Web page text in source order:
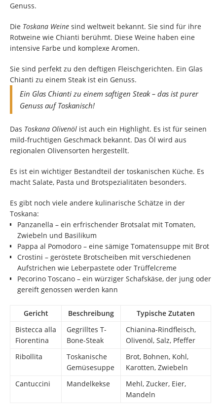
Genuss.
Die Toskana Weine sind weltweit bekannt. Sie sind für ihre
Rotweine wie Chianti berühmt. Diese Weine haben eine
intensive Farbe und komplexe Aromen.
Sie sind perfekt zu den deftigen Fleischgerichten. Ein Glas
Chianti zu einem Steak ist ein Genuss.
Ein Glas Chianti zu einem saftigen Steak – das ist purer
Genuss auf Toskanisch!
Das Toskana Olivenöl ist auch ein Highlight. Es ist für seinen
mild-fruchtigen Geschmack bekannt. Das Öl wird aus
regionalen Olivensorten hergestellt.
Es ist ein wichtiger Bestandteil der toskanischen Küche. Es
macht Salate, Pasta und Brotspezialitäten besonders.
Es gibt noch viele andere kulinarische Schätze in der
Toskana:
Panzanella – ein erfrischender Brotsalat mit Tomaten,
Zwiebeln und Basilikum
Pappa al Pomodoro – eine sämige Tomatensuppe mit Brot
Crostini – geröstete Brotscheiben mit verschiedenen
Aufstrichen wie Leberpastete oder Trüffelcreme
Pecorino Toscano – ein würziger Schafskäse, der jung oder
gereift genossen werden kann
Gericht Beschreibung
Typische Zutaten
Bistecca alla
Fiorentina
Gegrilltes T-
Bone-Steak
Chianina-Rindfleisch,
Olivenöl, Salz, Pfeffer
Ribollita
Toskanische
Gemüsesuppe
Brot, Bohnen, Kohl,
Karotten, Zwiebeln
Cantuccini
Mandelkekse
Mehl, Zucker, Eier,
Mandeln